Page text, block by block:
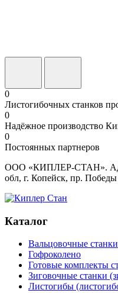
0
Листогибочных станков
0
Надёжное производство
0
Постоянных партнеров
ООО «КИПЛЕР-СТАН».
обл, г. Копейск, пр. Победы
Каталог
Вальцовочные станки
Гофроколено
Готовые комплекты
Зиговочные станки
Листогибы